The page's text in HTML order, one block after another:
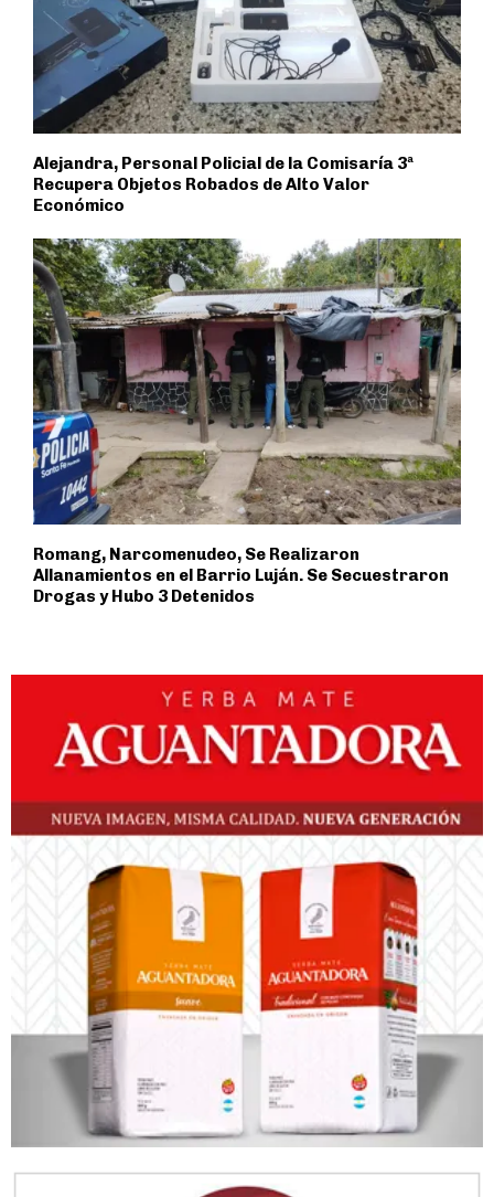
Alejandra, Personal Policial de la Comisaría 3ª
Recupera Objetos Robados de Alto Valor
Económico
Romang, Narcomenudeo, Se Realizaron
Allanamientos en el Barrio Luján. Se Secuestraron
Drogas y Hubo 3 Detenidos